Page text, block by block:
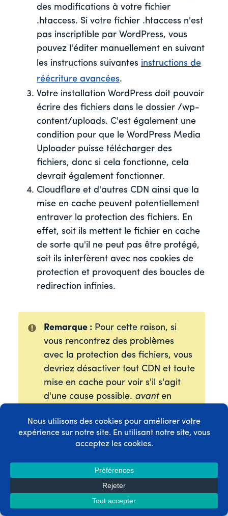
des modifications à votre fichier
.htaccess. Si votre fichier .htaccess n'est
pas inscriptible par WordPress, vous
pouvez l'éditer manuellement en suivant
les instructions suivantes instructions de
réécriture avancées.
Votre installation WordPress doit pouvoir
écrire des fichiers dans le dossier /wp-
content/uploads. C'est également une
condition pour que le WordPress Media
Uploader puisse télécharger des
fichiers, donc si cela fonctionne, cela
devrait également fonctionner.
Cloudflare et d'autres CDN ainsi que la
mise en cache peuvent potentiellement
entraver la protection des fichiers. En
effet, soit ils mettent le fichier en cache
de sorte qu'il ne peut pas être protégé,
soit ils interfèrent avec nos cookies de
protection et provoquent des boucles de
redirection infinies.
Remarque : Pour cette raison, si
vous rencontrez des problèmes
avec la protection des fichiers, vous
devriez désactiver tout CDN et toute
mise en cache pour voir s'il s'agit
d'une cause possible. avant en
d'assistance.
Les règles de réécriture de
MemberPress doivent être activées.
Allez dans MemberPress->Paramètres-
>Général, décochez la case "Désactiver